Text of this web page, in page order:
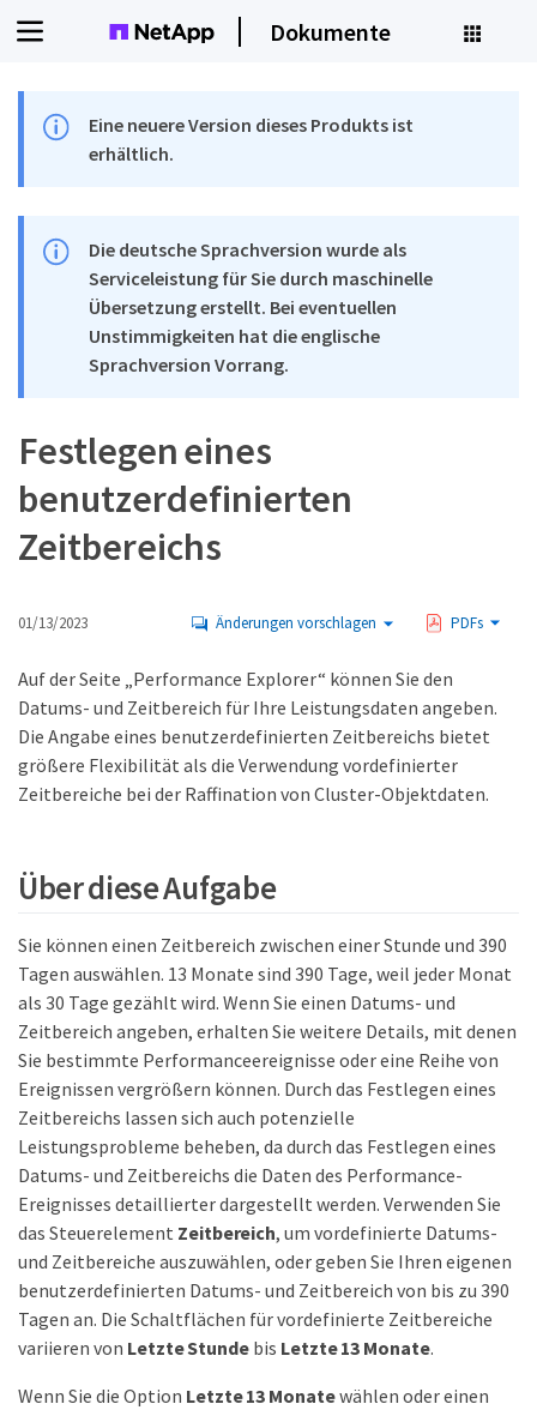
Dokumente
Eine neuere Version dieses Produkts ist
erhältlich.
Die deutsche Sprachversion wurde als
Serviceleistung für Sie durch maschinelle
Übersetzung erstellt. Bei eventuellen
Unstimmigkeiten hat die englische
Sprachversion Vorrang.
Festlegen eines
benutzerdefinierten
Zeitbereichs
01/13/2023 Änderungen vorschlagen PDFs
Auf der Seite „Performance Explorer“ können Sie den
Datums- und Zeitbereich für Ihre Leistungsdaten angeben.
Die Angabe eines benutzerdefinierten Zeitbereichs bietet
größere Flexibilität als die Verwendung vordefinierter
Zeitbereiche bei der Raffination von Cluster-Objektdaten.
Über diese Aufgabe
Sie können einen Zeitbereich zwischen einer Stunde und 390
Tagen auswählen. 13 Monate sind 390 Tage, weil jeder Monat
als 30 Tage gezählt wird. Wenn Sie einen Datums- und
Zeitbereich angeben, erhalten Sie weitere Details, mit denen
Sie bestimmte Performanceereignisse oder eine Reihe von
Ereignissen vergrößern können. Durch das Festlegen eines
Zeitbereichs lassen sich auch potenzielle
Leistungsprobleme beheben, da durch das Festlegen eines
Datums- und Zeitbereichs die Daten des Performance-
Ereignisses detaillierter dargestellt werden. Verwenden Sie
das Steuerelement Zeitbereich, um vordefinierte Datums-
und Zeitbereiche auszuwählen, oder geben Sie Ihren eigenen
benutzerdefinierten Datums- und Zeitbereich von bis zu 390
Tagen an. Die Schaltflächen für vordefinierte Zeitbereiche
variieren von Letzte Stundebis Letzte 13 Monate.
Wenn Sie die Option Letzte 13 Monatewählen oder einen